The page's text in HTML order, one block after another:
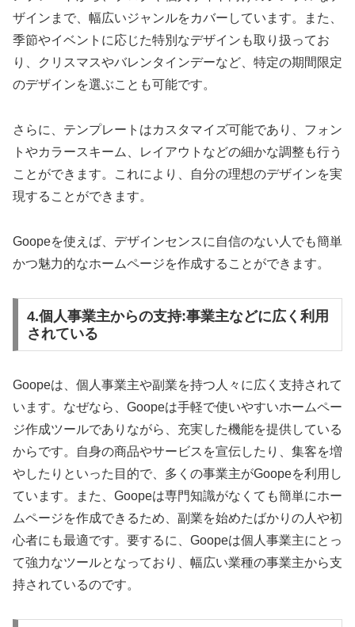
ザインまで、幅広いジャンルをカバーしています。また、
季節やイベントに応じた特別なデザインも取り扱ってお
り、クリスマスやバレンタインデーなど、特定の期間限定
のデザインを選ぶことも可能です。
さらに、テンプレートはカスタマイズ可能であり、フォン
トやカラースキーム、レイアウトなどの細かな調整も行う
ことができます。これにより、自分の理想のデザインを実
現することができます。
Goopeを使えば、デザインセンスに自信のない人でも簡単
かつ魅力的なホームページを作成することができます。
4.個人事業主からの支持:事業主などに広く利用
されている
Goopeは、個人事業主や副業を持つ人々に広く支持されて
います。なぜなら、Goopeは手軽で使いやすいホームペー
ジ作成ツールでありながら、充実した機能を提供している
からです。自身の商品やサービスを宣伝したり、集客を増
やしたりといった目的で、多くの事業主がGoopeを利用し
ています。また、Goopeは専門知識がなくても簡単にホー
ムページを作成できるため、副業を始めたばかりの人や初
心者にも最適です。要するに、Goopeは個人事業主にとっ
て強力なツールとなっており、幅広い業種の事業主から支
持されているのです。